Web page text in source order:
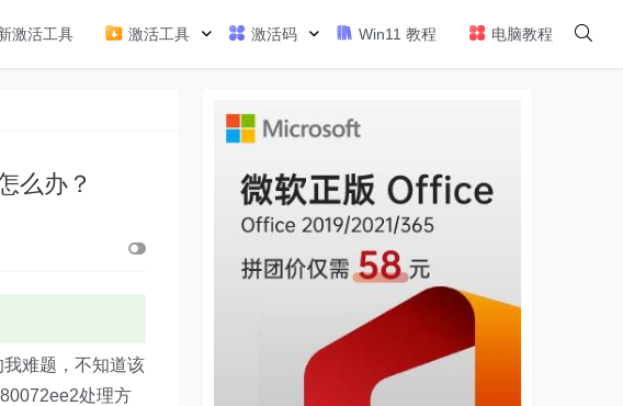
激活工具 激活工具 激活码 Win11 教程 电脑教程
么办？
难题，不知道该
处理方